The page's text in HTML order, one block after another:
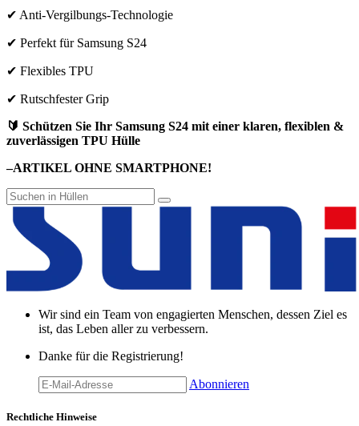
✔ Anti-Vergilbungs-Technologie
✔ Perfekt für Samsung S24
✔ Flexibles TPU
✔ Rutschfester Grip
🔰 Schützen Sie Ihr Samsung S24 mit einer klaren, flexiblen &
zuverlässigen TPU Hülle
–ARTIKEL OHNE SMARTPHONE!
Wir sind ein Team von engagierten Menschen, dessen Ziel es
ist, das Leben aller zu verbessern.
Danke für die Registrierung!
Abonnieren
Rechtliche Hinweise